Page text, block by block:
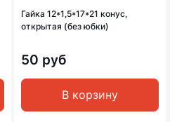
Гайка 12*1,5*17*21 конус,
открытая (без юбки)
50 руб
В корзину